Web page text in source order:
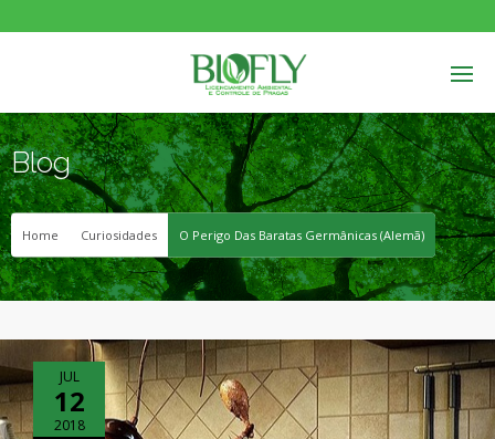
Blog
Home Curiosidades O Perigo Das Baratas Germânicas (Alemã)
JUL
12
2018